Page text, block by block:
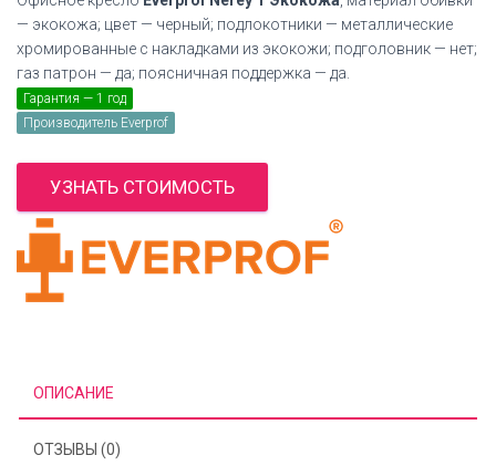
— экокожа; цвет — черный; подлокотники — металлические
хромированные с накладками из экокожи; подголовник — нет;
газ патрон — да; поясничная поддержка — да.
Гарантия — 1 год
Производитель Everprof
УЗНАТЬ СТОИМОСТЬ
ОПИСАНИЕ
ОТЗЫВЫ (0)